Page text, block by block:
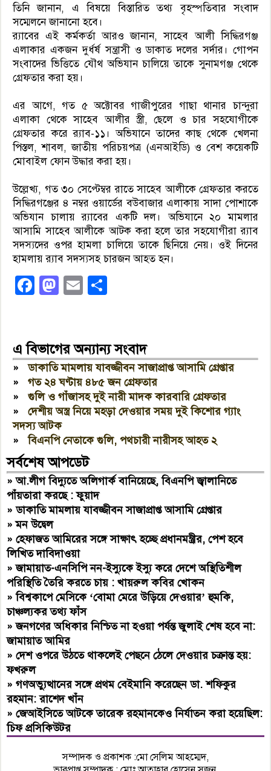
তিনি জানান, এ বিষয়ে বিস্তারিত তথ্য বৃহস্পতিবার সংবাদ
সম্মেলনে জানানো হবে।
র‍্যাবের এই কর্মকর্তা আরও জানান, সাহেব আলী সিদ্ধিরগঞ্জ
এলাকার একজন দুর্ধর্ষ সন্ত্রাসী ও ডাকাত দলের সর্দার। গোপন
সংবাদের ভিত্তিতে যৌথ অভিযান চালিয়ে তাকে সুনামগঞ্জ থেকে
গ্রেফতার করা হয়।
এর আগে, গত ৫ অক্টোবর গাজীপুরের গাছা থানার চান্দুরা
এলাকা থেকে সাহেব আলীর স্ত্রী, ছেলে ও চার সহযোগীকে
গ্রেফতার করে র‍্যাব-১১। অভিযানে তাদের কাছ থেকে খেলনা
পিস্তল, শাবল, জাতীয় পরিচয়পত্র (এনআইডি) ও বেশ কয়েকটি
মোবাইল ফোন উদ্ধার করা হয়।
উল্লেখ্য, গত ৩০ সেপ্টেম্বর রাতে সাহেব আলীকে গ্রেফতার করতে
সিদ্ধিরগঞ্জের ৪ নম্বর ওয়ার্ডের বউবাজার এলাকায় সাদা পোশাকে
অভিযান চালায় র‍্যাবের একটি দল। অভিযানে ২০ মামলার
আসামি সাহেব আলীকে আটক করা হলে তার সহযোগীরা র‍্যাব
সদস্যদের ওপর হামলা চালিয়ে তাকে ছিনিয়ে নেয়। ওই দিনের
হামলায় র‍্যাব সদস্যসহ চারজন আহত হন।
Facebook
Mastodon
Email
এ বিভাগের অন্যান্য সংবাদ
»ডাকাতি মামলায় যাবজ্জীবন সাজাপ্রাপ্ত আসামি গ্রেপ্তার
»গত ২৪ ঘণ্টায় ৪৮৫ জন গ্রেফতার
»গুলি ও গাঁজাসহ দুই নারী মাদক কারবারি গ্রেফতার
»দেশীয় অস্ত্র নিয়ে মহড়া দেওয়ার সময় দুই কিশোর গ্যাং
সদস্য আটক
»বিএনপি নেতাকে গুলি, পথচারী নারীসহ আহত ২
সর্বশেষ আপডেট
»আ.লীগ বিদ্যুতে অলিগার্ক বানিয়েছে, বিএনপি জ্বালানিতে
পাঁয়তারা করছে : ফুয়াদ
»ডাকাতি মামলায় যাবজ্জীবন সাজাপ্রাপ্ত আসামি গ্রেপ্তার
»মন উদ্বেল
»হেফাজত আমিরের সঙ্গে সাক্ষাৎ হচ্ছে প্রধানমন্ত্রীর, পেশ হবে
লিখিত দাবিদাওয়া
»জামায়াত-এনসিপি নন-ইস্যুকে ইস্যু করে দেশে অস্থিতিশীল
পরিস্থিতি তৈরি করতে চায় : খায়রুল কবির খোকন
»বিশ্বকাপে মেসিকে ‘বোমা মেরে উড়িয়ে দেওয়ার’ হুমকি,
চাঞ্চল্যকর তথ্য ফাঁস
»জনগণের অধিকার নিশ্চিত না হওয়া পর্যন্ত জুলাই শেষ হবে না:
জামায়াত আমির
»দেশ ওপরে উঠতে থাকলেই পেছনে ঠেলে দেওয়ার চক্রান্ত হয়:
ফখরুল
»গণঅভ্যুত্থানের সঙ্গে প্রথম বেইমানি করেছেন ডা. শফিকুর
রহমান: রাশেদ খাঁন
»জেআইসিতে আটকে তারেক রহমানকেও নির্যাতন করা হয়েছিল:
চিফ প্রসিকিউটর
সম্পাদক ও প্রকাশক :মো সেলিম আহম্মেদ,